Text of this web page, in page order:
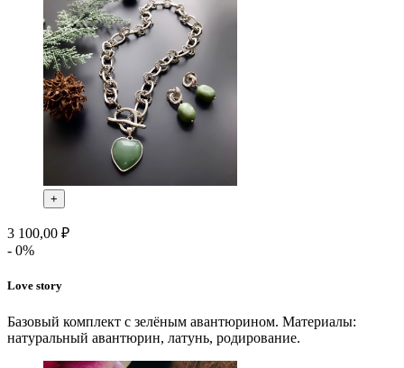
+
3 100,00 ₽
- 0%
Love story
Базовый комплект с зелёным авантюрином. Материалы:
натуральный авантюрин, латунь, родирование.